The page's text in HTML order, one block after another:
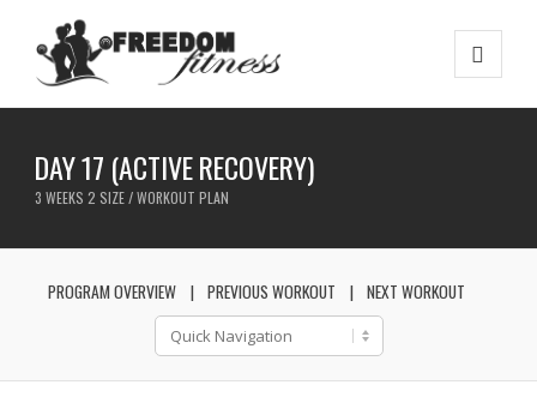
DAY 17 (ACTIVE RECOVERY)
3 WEEKS 2 SIZE / WORKOUT PLAN
PROGRAM OVERVIEW PREVIOUS WORKOUT NEXT WORKOUT